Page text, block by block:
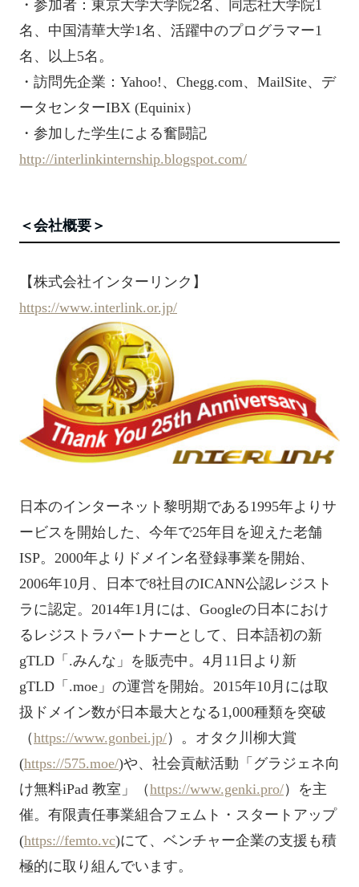
・参加者：東京大学大学院2名、同志社大学院1
名、中国清華大学1名、活躍中のプログラマー1
名、以上5名。
・訪問先企業：Yahoo!、Chegg.com、MailSite、デ
ータセンターIBX (Equinix）
・参加した学生による奮闘記
http://interlinkinternship.blogspot.com/
＜会社概要＞
【株式会社インターリンク】
https://www.interlink.or.jp/
日本のインターネット黎明期である1995年よりサ
ービスを開始した、今年で25年目を迎えた老舗
ISP。2000年よりドメイン名登録事業を開始、
2006年10月、日本で8社目のICANN公認レジスト
ラに認定。2014年1月には、Googleの日本におけ
るレジストラパートナーとして、日本語初の新
gTLD「.みんな」を販売中。4月11日より新
gTLD「.moe」の運営を開始。2015年10月には取
扱ドメイン数が日本最大となる1,000種類を突破
（https://www.gonbei.jp/）。オタク川柳大賞
(https://575.moe/)や、社会貢献活動「グラジェネ向
け無料iPad 教室」（https://www.genki.pro/）を主
催。有限責任事業組合フェムト・スタートアップ
(https://femto.vc)にて、ベンチャー企業の支援も積
極的に取り組んでいます。